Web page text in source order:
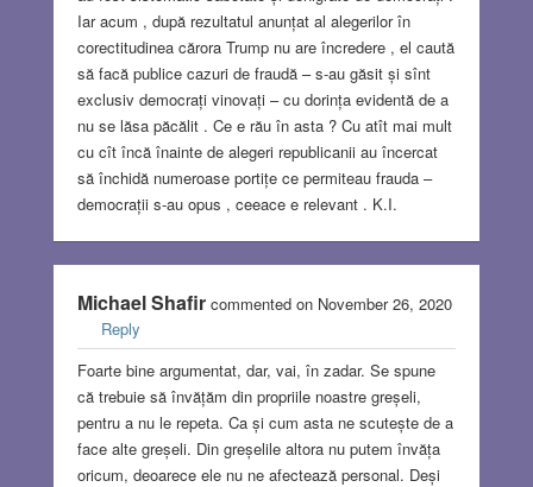
Iar acum , după rezultatul anunțat al alegerilor în
corectitudinea cărora Trump nu are încredere , el caută
să facă publice cazuri de fraudă – s-au găsit și sînt
exclusiv democrați vinovați – cu dorința evidentă de a
nu se lăsa păcălit . Ce e rău în asta ? Cu atît mai mult
cu cît încă înainte de alegeri republicanii au încercat
să închidă numeroase portițe ce permiteau frauda –
democrații s-au opus , ceeace e relevant . K.I.
Michael Shafircommented on November 26, 2020
Reply
Foarte bine argumentat, dar, vai, în zadar. Se spune
că trebuie să învățăm din propriile noastre greșeli,
pentru a nu le repeta. Ca și cum asta ne scutește de a
face alte greșeli. Din greșelile altora nu putem învăța
oricum, deoarece ele nu ne afectează personal. Deși